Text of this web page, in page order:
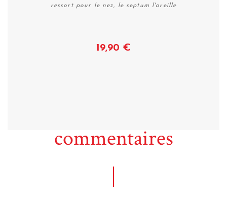
ressort pour le nez, le septum l'oreille
19,90 €
commentaires